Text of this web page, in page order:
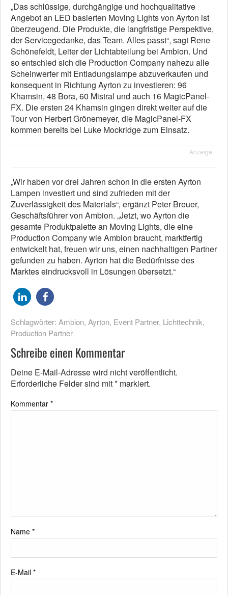
„Das schlüssige, durchgängige und hochqualitative
Angebot an LED basierten Moving Lights von Ayrton ist
überzeugend. Die Produkte, die langfristige Perspektive,
der Servicegedanke, das Team. Alles passt“, sagt Rene
Schönefeldt, Leiter der Lichtabteilung bei Ambion. Und
so entschied sich die Production Company nahezu alle
Scheinwerfer mit Entladungslampe abzuverkaufen und
konsequent in Richtung Ayrton zu investieren: 96
Khamsin, 48 Bora, 60 Mistral und auch 16 MagicPanel-
FX. Die ersten 24 Khamsin gingen direkt weiter auf die
Tour von Herbert Grönemeyer, die MagicPanel-FX
kommen bereits bei Luke Mockridge zum Einsatz.
Anzeige
„Wir haben vor drei Jahren schon in die ersten Ayrton
Lampen investiert und sind zufrieden mit der
Zuverlässigkeit des Materials“, ergänzt Peter Breuer,
Geschäftsführer von Ambion. „Jetzt, wo Ayrton die
gesamte Produktpalette an Moving Lights, die eine
Production Company wie Ambion braucht, marktfertig
entwickelt hat, freuen wir uns, einen nachhaltigen Partner
gefunden zu haben. Ayrton hat die Bedürfnisse des
Marktes eindrucksvoll in Lösungen übersetzt.“
Schlagwörter: Ambion, Ayrton, Event Partner, Lichttechnik,
Production Partner
Schreibe einen Kommentar
Deine E-Mail-Adresse wird nicht veröffentlicht.
Erforderliche Felder sind mit* markiert.
Kommentar *
Name *
E-Mail *